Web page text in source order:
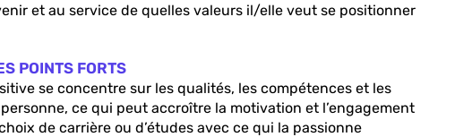
et au service de quelles valeurs il/elle veut se positionner
POINTS FORTS
se concentre sur les qualités, les compétences et les
personne, ce qui peut accroître la motivation et l’engagement
de carrière ou d’études avec ce qui la passionne